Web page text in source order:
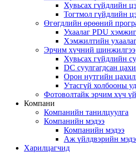
Хувьсах гүйдлийн
Тогтмол гүйдлийн
Өгөгдлийн өрөөний
Ухаалаг PDU
Хэмжилтийн
Эрчим хүчний шинжилгээ
Хувьсах гүйдлийн
DC суулгагдсан
Орон нутгийн
Утасгүй холбооны
Фотоволтайк эрчим хүч
Компани
Компанийн танилцуулга
Компанийн мэдээ
Компанийн мэдээ
Аж үйлдвэрийн
Харилцагчид